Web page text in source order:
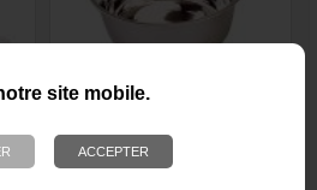
site mobile.
Gamelle inox - série
économique